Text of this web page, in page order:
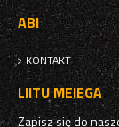
ABI
KONTAKT
LIITU MEIEGA
Zapisz się do